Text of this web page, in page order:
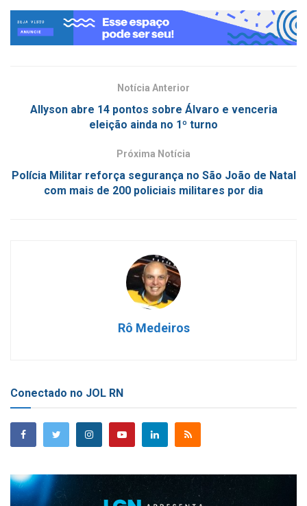
Notícia Anterior
Allyson abre 14 pontos sobre Álvaro e venceria
eleição ainda no 1º turno
Próxima Notícia
Polícia Militar reforça segurança no São João de Natal
com mais de 200 policiais militares por dia
Rô Medeiros
Conectado no JOL RN